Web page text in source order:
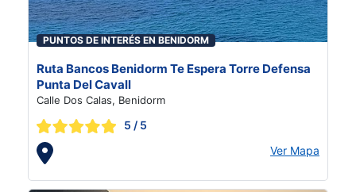
PUNTOS DE INTERÉS EN BENIDORM
Ruta Bancos Benidorm Te Espera Torre Defensa
Punta Del Cavall
Calle Dos Calas, Benidorm
5 / 5
Ver Mapa